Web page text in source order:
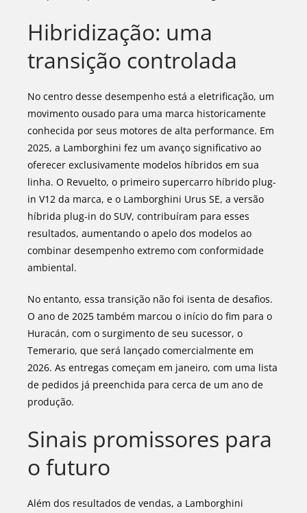
Hibridização: uma
transição controlada
No centro desse desempenho está a eletrificação, um
movimento ousado para uma marca historicamente
conhecida por seus motores de alta performance. Em
2025, a Lamborghini fez um avanço significativo ao
oferecer exclusivamente modelos híbridos em sua
linha. O Revuelto, o primeiro supercarro híbrido plug-
in V12 da marca, e o Lamborghini Urus SE, a versão
híbrida plug-in do SUV, contribuíram para esses
resultados, aumentando o apelo dos modelos ao
combinar desempenho extremo com conformidade
ambiental.
No entanto, essa transição não foi isenta de desafios.
O ano de 2025 também marcou o início do fim para o
Huracán, com o surgimento de seu sucessor, o
Temerario, que será lançado comercialmente em
2026. As entregas começam em janeiro, com uma lista
de pedidos já preenchida para cerca de um ano de
produção.
Sinais promissores para
o futuro
Além dos resultados de vendas, a Lamborghini